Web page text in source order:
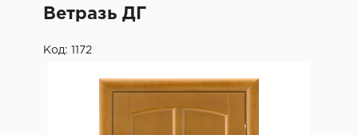
Ветразь ДГ
Код: 1172